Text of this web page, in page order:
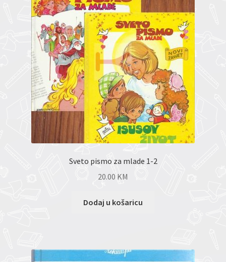
Sveto pismo za mlade 1-2
20.00 KM
Dodaj u košaricu